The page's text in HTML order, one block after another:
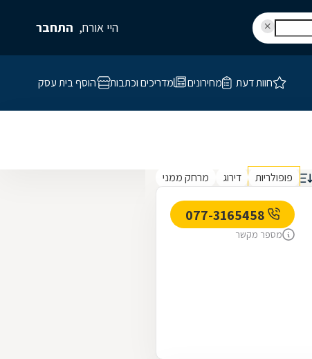
היי אורח, התחבר
חוות דעת מחירונים מדריכים וכתבות הוסף בית עסק
פופולריות דירוג מרחק ממני
מספר מקשר